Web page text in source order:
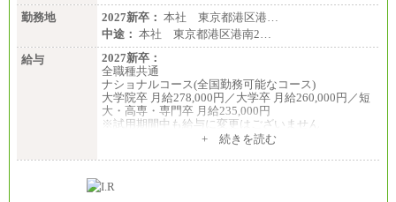
勤務地
2027新卒： 本社 東京都港区港…
中途： 本社 東京都港区港南2…
給与
2027新卒：
全職種共通
ナショナルコース(全国勤務可能なコース)
大学院卒 月給278,000円／大学卒 月給260,000円／短
大・高専・専門卒 月給235,000円
※試用期間中も給与に変更はございません
大学院卒 月給264,000円／大学卒 月給250,000円／短
※試用期間中も給与に変更はございません
+ 続きを読む